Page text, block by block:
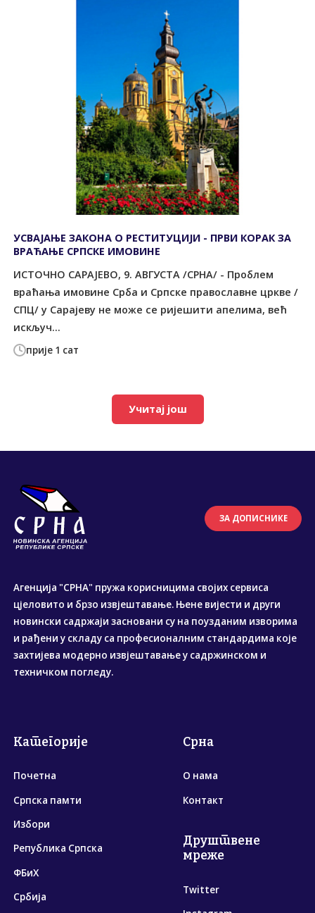
прије 1 сат
УСВАЈАЊЕ ЗАКОНА О РЕСТИТУЦИЈИ - ПРВИ КОРАК ЗА
ВРАЋАЊЕ СРПСКЕ ИМОВИНЕ
ИСТОЧНО САРАЈЕВО, 9. АВГУСТА /СРНА/ - Проблем
враћања имовине Срба и Српске православне цркве /
СПЦ/ у Сарајеву не може се ријешити апелима, већ
искључ...
Учитај још
ЗА ДОПИСНИКЕ
Агенција "СРНА" пружа корисницима својих сервиса
цјеловито и брзо извјештавање. Њене вијести и други
новински садржаји засновани су на поузданим изворима
и рађени у складу са професионалним стандардима које
захтијева модерно извјештавање у садржинском и
техничком погледу.
Категорије
Почетна
Српска памти
Избори
Република Српска
ФБиХ
Србија
Срна
О нама
Контакт
Друштвене
мреже
Twitter